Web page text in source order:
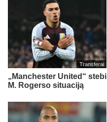
Transferai
„Manchester United“ stebi
M. Rogerso situaciją